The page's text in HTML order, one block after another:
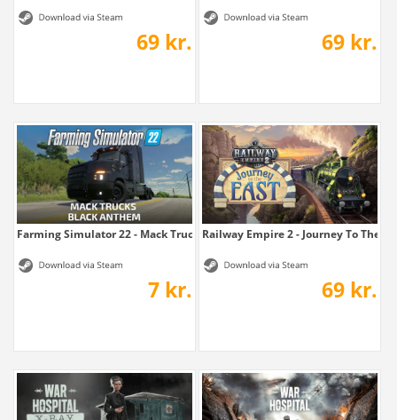
69 kr. 69 kr.
Farming Simulator 22 - Mack Trucks: Black...
7 kr.
Railway Empire 2 - Journey To The
69 kr.